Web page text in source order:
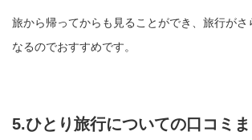
旅から帰ってからも見ることができ、旅行が
なるのでおすすめです。
5.ひとり旅行についての口コミ